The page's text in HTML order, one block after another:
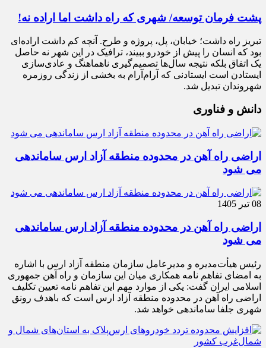
پشت فرمان توسعه/ شهری که راه داشت اما اراده نه!
تبریز راه داشت؛ خیابان، پل، پروژه و طرح. آنچه کم داشت اراده‌ای
بود که انسان را پیش از خودرو ببیند، ترافیک در این شهر نه حاصل
یک اتفاق بلکه نتیجه سال‌ها تصمیم‌گیری ناهماهنگ و عادی‌سازی
ایستادن است ایستادنی که آرام‌آرام به بخشی از زندگی روزمره
شهروندان تبدیل شد.
دانش و فناوری
اراضی راه آهن در محدوده منطقه آزاد ارس ساماندهی
می شود
08 تیر 1405
اراضی راه آهن در محدوده منطقه آزاد ارس ساماندهی
می شود
رئیس هیأت‌مدیره و مدیرعامل سازمان منطقه آزاد ارس با اشاره
به امضای تفاهم نامه همکاری میان این سازمان و راه آهن جمهوری
اسلامی ایران گفت: یکی از موارد مهم این تفاهم نامه تعیین تکلیف
اراضی راه آهن در محدوده منطقه آزاد ارس است که باهدف رونق
شهری جلفا ساماندهی خواهد شد.